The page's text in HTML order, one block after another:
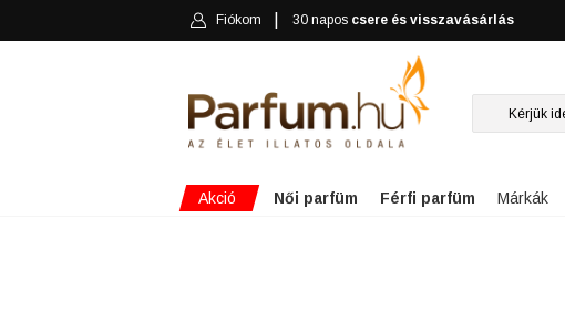
Fiókom 30 napos csere és visszavásárlás
Akció Női parfüm Férfi parfüm Márkák